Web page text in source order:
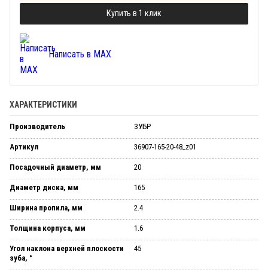
Купить в 1 клик
Написать в MAX
ХАРАКТЕРИСТИКИ
Производитель ЗУБР
Артикул 36907-165-20-48_z01
Посадочный диаметр, мм 20
Диаметр диска, мм 165
Ширина пропила, мм 2.4
Толщина корпуса, мм 1.6
Угол наклона верхней плоскости
зуба, °
45